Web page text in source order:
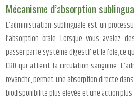
Mécanisme d’absorption
L’administration sublinguale est un
l’absorption orale. Lorsque vous avalez
passer par le système digestif et le foie, ce
CBD qui atteint la circulation sanguine.
revanche, permet une absorption directe
biodisponibilité plus élevée et une action plus